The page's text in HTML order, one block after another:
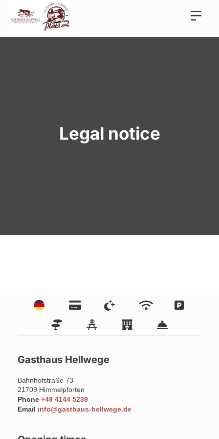
Legal notice
Gasthaus Hellwege
Bahnhofstraße 73
21709 Himmelpforten
Phone +49 4144 5239
Email info@gasthaus-hellwege.de